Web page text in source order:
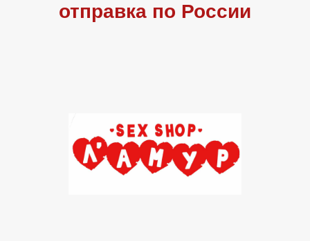
отправка по России